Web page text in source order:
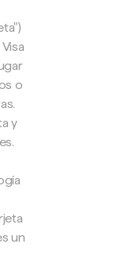
o
y
un